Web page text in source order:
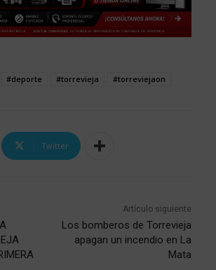
#deporte #torrevieja #torreviejaon
Twitter
Artículo siguiente
Los bomberos de Torrevieja
apagan un incendio en La
Mata